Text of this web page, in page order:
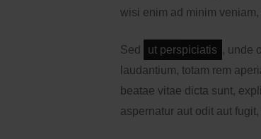
wisi enim ad minim
Sed ut perspiciatis , unde
laudantium, totam rem
beatae vitae dicta sunt,
aspernatur aut odit aut